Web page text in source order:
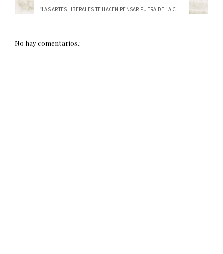
“LAS ARTES LIBERALES TE HACEN PENSAR FUERA DE LA CAJA”
No hay comentarios.: